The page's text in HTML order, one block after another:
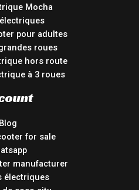
Mocha
pour adultes
roues
hors route
à 3 roues
Blog
for sale
manufacturer
électriques